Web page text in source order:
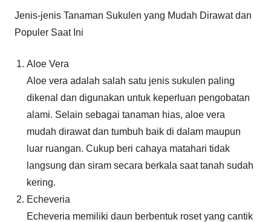
Jenis-jenis Tanaman Sukulen yang Mudah Dirawat dan
Populer Saat Ini
Aloe Vera
Aloe vera adalah salah satu jenis sukulen paling
dikenal dan digunakan untuk keperluan pengobatan
alami. Selain sebagai tanaman hias, aloe vera
mudah dirawat dan tumbuh baik di dalam maupun
luar ruangan. Cukup beri cahaya matahari tidak
langsung dan siram secara berkala saat tanah sudah
kering.
Echeveria
Echeveria memiliki daun berbentuk roset yang cantik